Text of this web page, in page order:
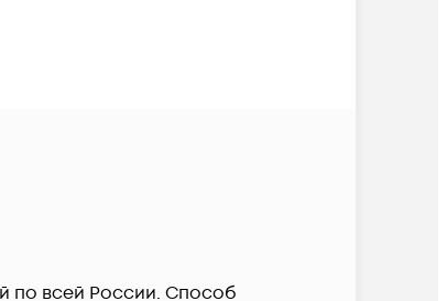
по всей России. Способ